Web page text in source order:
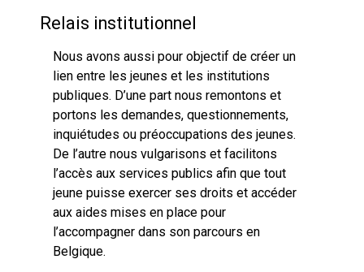
Relais institutionnel
Nous avons aussi pour objectif de créer un
lien entre les jeunes et les institutions
publiques. D’une part nous remontons et
portons les demandes, questionnements,
inquiétudes ou préoccupations des jeunes.
De l’autre nous vulgarisons et facilitons
l’accès aux services publics afin que tout
jeune puisse exercer ses droits et accéder
aux aides mises en place pour
l’accompagner dans son parcours en
Belgique.